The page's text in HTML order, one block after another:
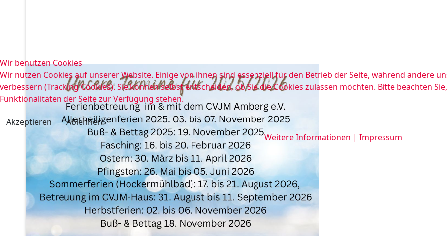
Wir benutzen Cookies
Wir nutzen Cookies auf unserer Website. Einige von ihnen sind essenziell für den Betrieb der Seite, während andere
verbessern (Tracking Cookies). Sie können selbst entscheiden, ob Sie die Cookies zulassen möchten. Bitte beachten
Funktionalitäten der Seite zur Verfügung stehen.
Akzeptieren
Ablehnen
Weitere Informationen | Impressum